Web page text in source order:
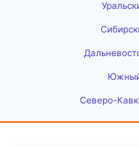
Северо-